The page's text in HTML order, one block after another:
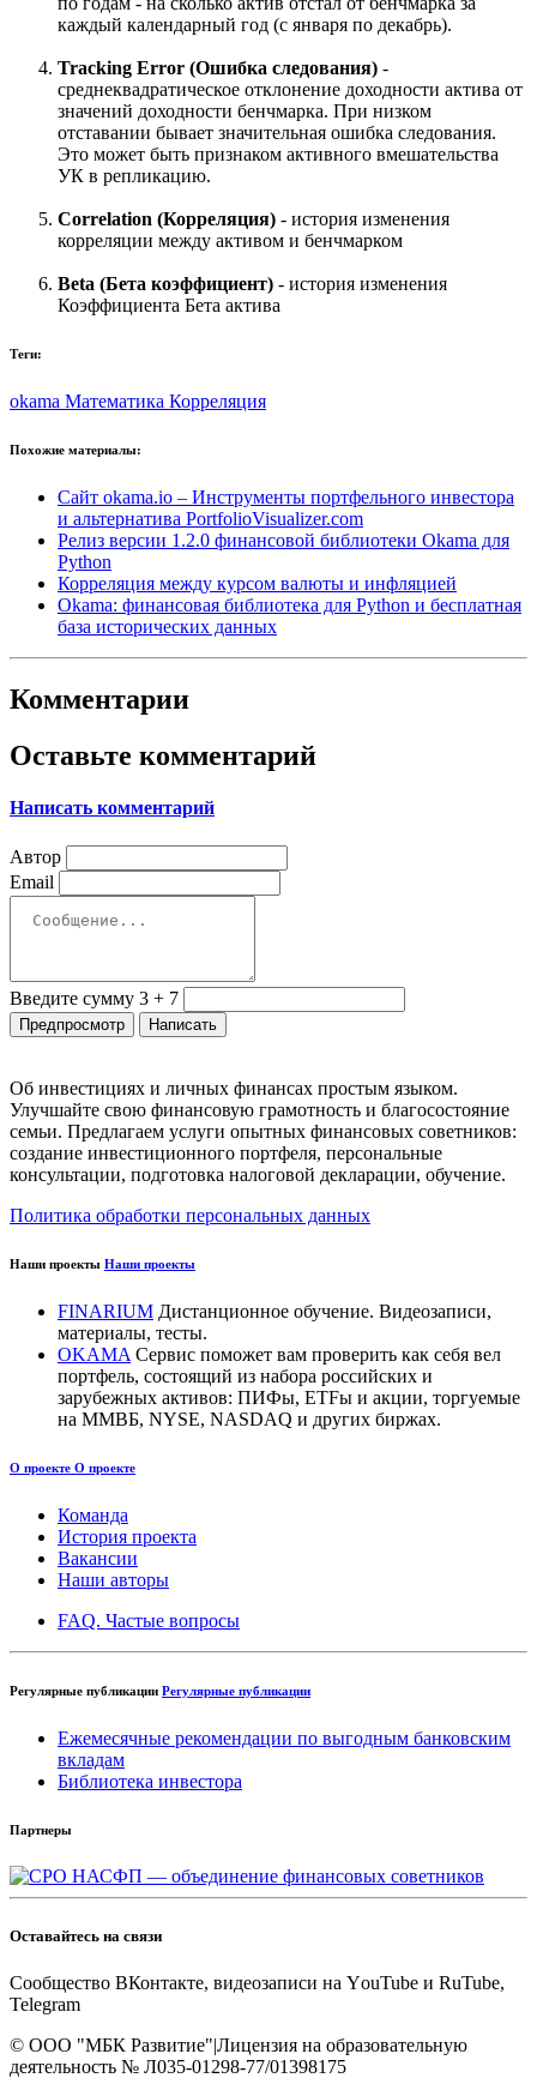
каждый календарный год (с января по декабрь).
Tracking Error (Ошибка следования) -
среднеквадратическое отклонение доходности актива от
значений доходности бенчмарка. При низком
отставании бывает значительная ошибка следования.
Это может быть признаком активного вмешательства
УК в репликацию.
Correlation (Корреляция) - история изменения
корреляции между активом и бенчмарком
Beta (Бета коэффициент) - история изменения
Коэффициента Бета актива
Теги:
okama Математика Корреляция
Похожие материалы:
Сайт okama.io – Инструменты портфельного инвестора
и альтернатива PortfolioVisualizer.com
Релиз версии 1.2.0 финансовой библиотеки Okama для
Python
Корреляция между курсом валюты и инфляцией
Okama: финансовая библиотека для Python и бесплатная
база исторических данных
Комментарии
Оставьте комментарий
Написать комментарий
Автор
Email
Введите сумму 3 + 7
Об инвестициях и личных финансах простым языком.
Улучшайте свою финансовую грамотность и благосостояние
семьи. Предлагаем услуги опытных финансовых советников:
создание инвестиционного портфеля, персональные
консультации, подготовка налоговой декларации, обучение.
Политика обработки персональных данных
Наши проекты Наши проекты
FINARIUM Дистанционное обучение. Видеозаписи,
материалы, тесты.
OKAMA Сервис поможет вам проверить как себя вел
портфель, состоящий из набора российских и
зарубежных активов: ПИФы, ETFы и акции, торгуемые
на ММВБ, NYSE, NASDAQ и других биржах.
О проекте О проекте
Команда
История проекта
Вакансии
Наши авторы
FAQ. Частые вопросы
Регулярные публикации Регулярные публикации
Ежемесячные рекомендации по выгодным банковским
вкладам
Библиотека инвестора
Партнеры
Оставайтесь на связи
Cообщество ВКонтакте, видеозаписи на YоuTube и RuTube,
Telegram
© OOO "МБК Развитие"|Лицензия на образовательную
деятельность № Л035-01298-77/01398175